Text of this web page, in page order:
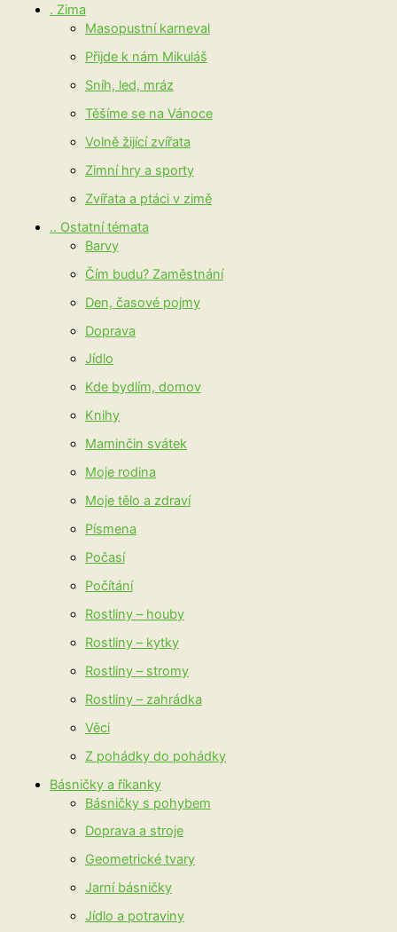
. Zima
Masopustní karneval
Přijde k nám Mikuláš
Sníh, led, mráz
Těšíme se na Vánoce
Volně žijící zvířata
Zimní hry a sporty
Zvířata a ptáci v zimě
.. Ostatní témata
Barvy
Čím budu? Zaměstnání
Den, časové pojmy
Doprava
Jídlo
Kde bydlím, domov
Knihy
Maminčin svátek
Moje rodina
Moje tělo a zdraví
Písmena
Počasí
Počítání
Rostliny – houby
Rostliny – kytky
Rostliny – stromy
Rostliny – zahrádka
Věci
Z pohádky do pohádky
Básničky a říkanky
Básničky s pohybem
Doprava a stroje
Geometrické tvary
Jarní básničky
Jídlo a potraviny